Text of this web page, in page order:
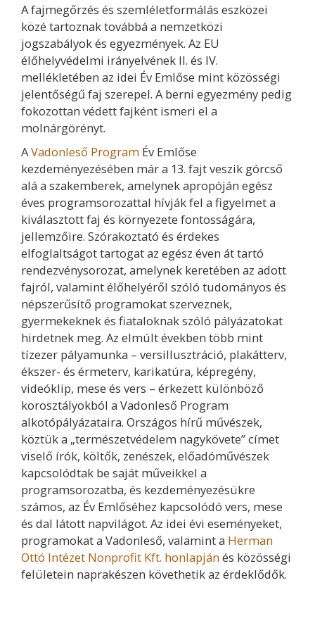
A fajmegőrzés és szemléletformálás eszközei
közé tartoznak továbbá a nemzetközi
jogszabályok és egyezmények. Az EU
élőhelyvédelmi irányelvének II. és IV.
mellékletében az idei Év Emlőse mint közösségi
jelentőségű faj szerepel. A berni egyezmény pedig
fokozottan védett fajként ismeri el a
molnárgörényt.
AVadonleső Program Év Emlőse
kezdeményezésében már a 13. fajt veszik górcső
alá a szakemberek, amelynek apropóján egész
éves programsorozattal hívják fel a figyelmet a
kiválasztott faj és környezete fontosságára,
jellemzőire. Szórakoztató és érdekes
elfoglaltságot tartogat az egész éven át tartó
rendezvénysorozat, amelynek keretében az adott
fajról, valamint élőhelyéről szóló tudományos és
népszerűsítő programokat szerveznek,
gyermekeknek és fiataloknak szóló pályázatokat
hirdetnek meg. Az elmúlt években több mint
tízezer pályamunka – versillusztráció, plakátterv,
ékszer- és érmeterv, karikatúra, képregény,
videóklip, mese és vers – érkezett különböző
korosztályokból a Vadonleső Program
alkotópályázataira. Országos hírű művészek,
köztük a „természetvédelem nagykövete” címet
viselő írók, költők, zenészek, előadóművészek
kapcsolódtak be saját műveikkel a
programsorozatba, és kezdeményezésükre
számos, az Év Emlőséhez kapcsolódó vers, mese
és dal látott napvilágot. Az idei évi eseményeket,
programokat a Vadonleső, valamint a Herman
Ottó Intézet Nonprofit Kft. honlapjánés közösségi
felületein naprakészen követhetik az érdeklődők.